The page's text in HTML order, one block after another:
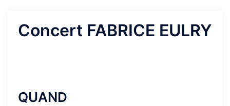
Concert FABRICE EULRY
QUAND